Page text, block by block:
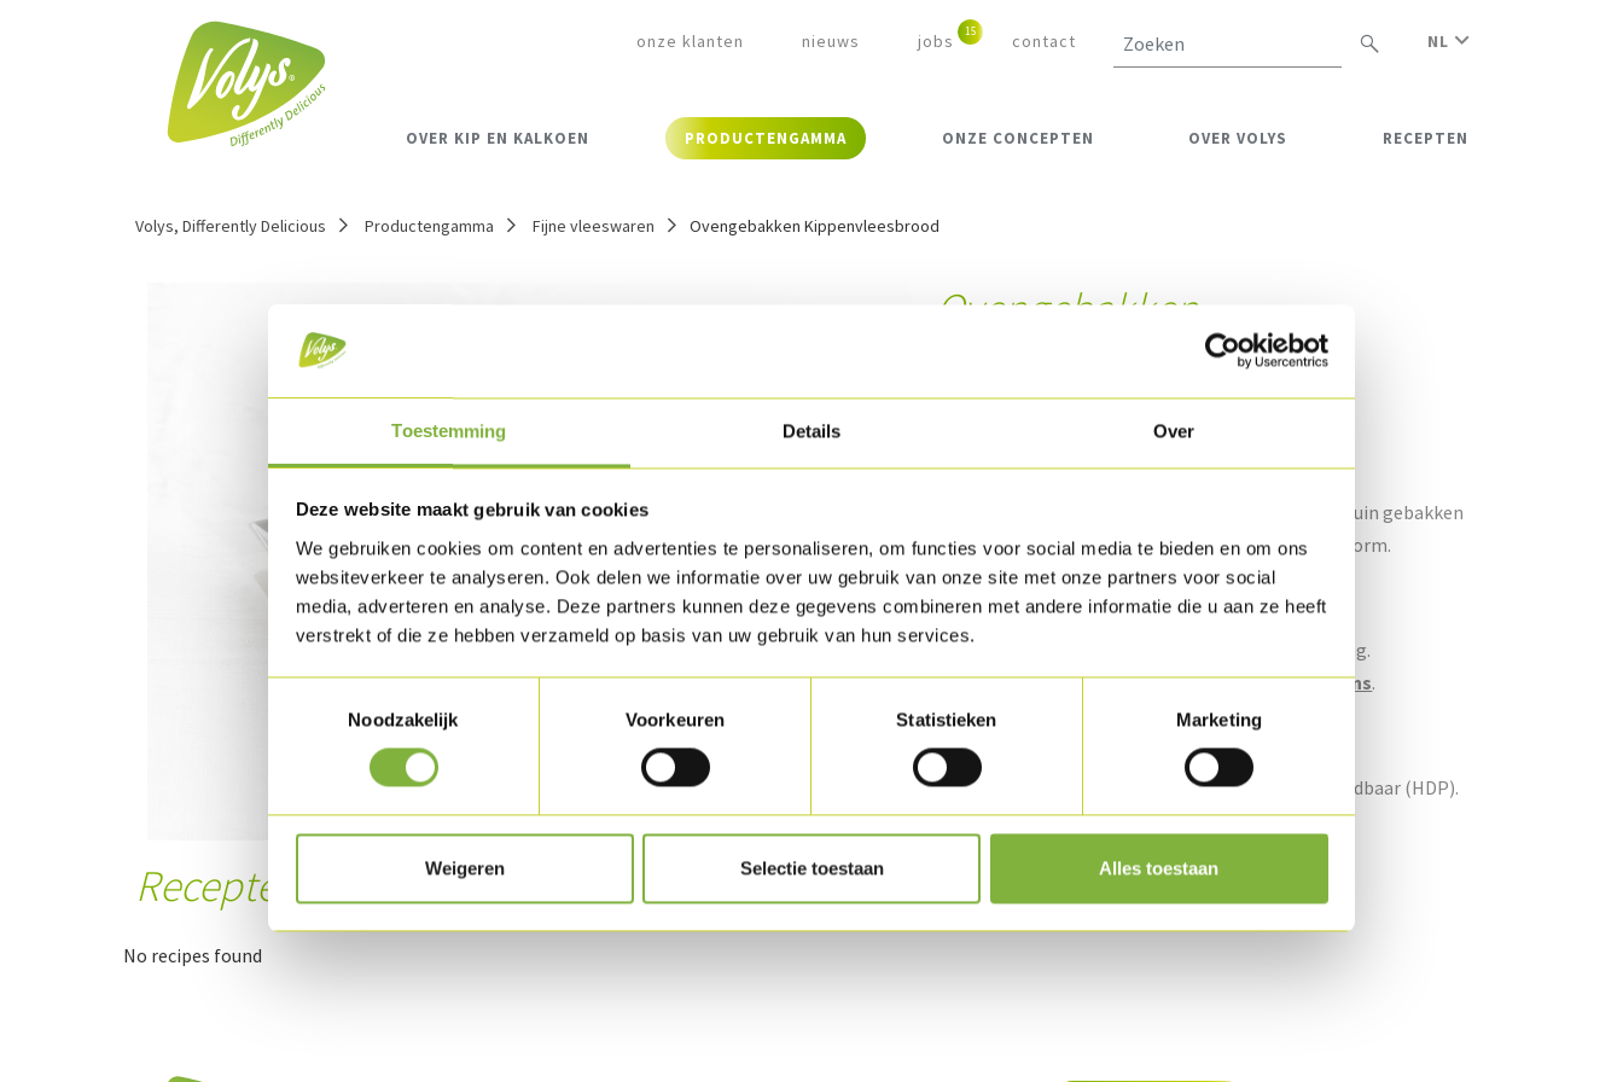
Toestemming Details Over
Deze website maakt gebruik van cookies
We gebruiken cookies om content en advertenties te personaliseren, om functies voor social media te bieden en om ons
websiteverkeer te analyseren. Ook delen we informatie over uw gebruik van onze site met onze partners voor social
media, adverteren en analyse. Deze partners kunnen deze gegevens combineren met andere informatie die u aan ze heeft
verstrekt of die ze hebben verzameld op basis van uw gebruik van hun services.
Noodzakelijk
Voorkeuren Statistieken Marketing
Weigeren Selectie toestaan Alles toestaan
onze klanten nieuws jobs contact NL
OVER KIP EN KALKOEN PRODUCTENGAMMA ONZE CONCEPTEN OVER VOLYS RECEPTEN
Volys, Differently Delicious Productengamma Fijne vleeswaren Ovengebakken Kippenvleesbrood
Ovengebakken
Kippenvleesbrood
Referentie: 85785
Omschrijving
Malse stukjes kippenvlees, heerlijk gekruid, goudbruin gebakken
in de oven en gepresenteerd in een handige broodvorm.
Verpakking
Verkrijgbaar in bulkstuk en consumentenverpakking.
Specifieke wensen naar verpakking?Contacteer ons.
Houdbaarheid
Beschikbaar zowel in gekoeld als gekoeld lang houdbaar (HDP).
Recepten met dit product
No recipes found